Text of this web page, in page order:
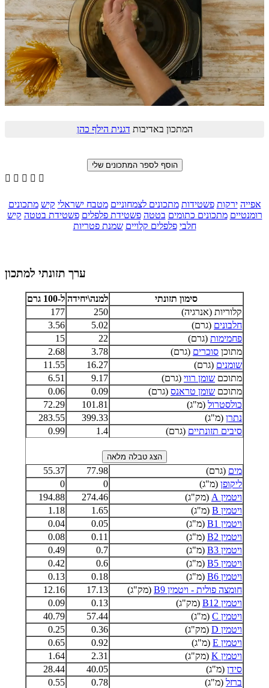
המתכון באדיבות דגנית הילף כהן
    
אפייה ירקות פשטידות מתכונים לצמחוניים מטבח ישראלי קיש מתכונים
רומנטיים מתכונים כתומים בטטה פשטידת פלפלים פשטידת בטטה קיש
חלבי פלפלים קלויים שמנת פטריות
ערך תזונתי למתכון
סימון תזונתי למנה\יחידה ל-100 גרם
קלוריות (אנרגיה)
250
177
חלבונים (גרם) 5.02
3.56
פחמימות (גרם) 22
15
מתוכן סוכרים (גרם) 3.78
2.68
שומנים (גרם) 16.27
11.55
מתוכם שומן רווי (גרם) 9.17
6.51
מתוכם שומן טראנס (גרם) 0.09
0.06
כולסטרול (מ"ג) 101.81
72.29
נתרן (מ"ג) 399.33
283.55
סיבים תזונתיים (גרם) 1.4
0.99
מים (גרם) 77.98
55.37
ליקופן (מ"ג) 0
0
ויטמין A
(מק"ג) 274.46
194.88
ויטמין B
(מ"ג) 1.65
1.18
ויטמין B1
(מ"ג) 0.05
0.04
ויטמין B2
(מ"ג) 0.11
0.08
ויטמין B3
(מ"ג) 0.7
0.49
ויטמין B5
(מ"ג) 0.6
0.42
ויטמין B6
(מ"ג) 0.18
0.13
חומצה פולית - ויטמין B9
(מק"ג) 17.13
12.16
ויטמין B12
(מק"ג) 0.13
0.09
ויטמין C
(מ"ג) 57.44
40.79
ויטמין D
(מק"ג) 0.36
0.25
ויטמין E
(מ"ג) 0.92
0.65
ויטמין K
(מק"ג) 2.31
1.64
סידן (מ"ג) 40.05
28.44
ברזל (מ"ג) 0.78
0.55